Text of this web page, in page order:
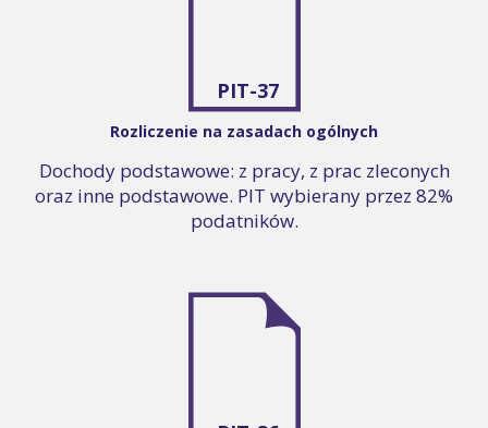
PIT-37
Rozliczenie na zasadach ogólnych
Dochody podstawowe: z pracy, z prac zleconych
oraz inne podstawowe. PIT wybierany przez 82%
podatników.